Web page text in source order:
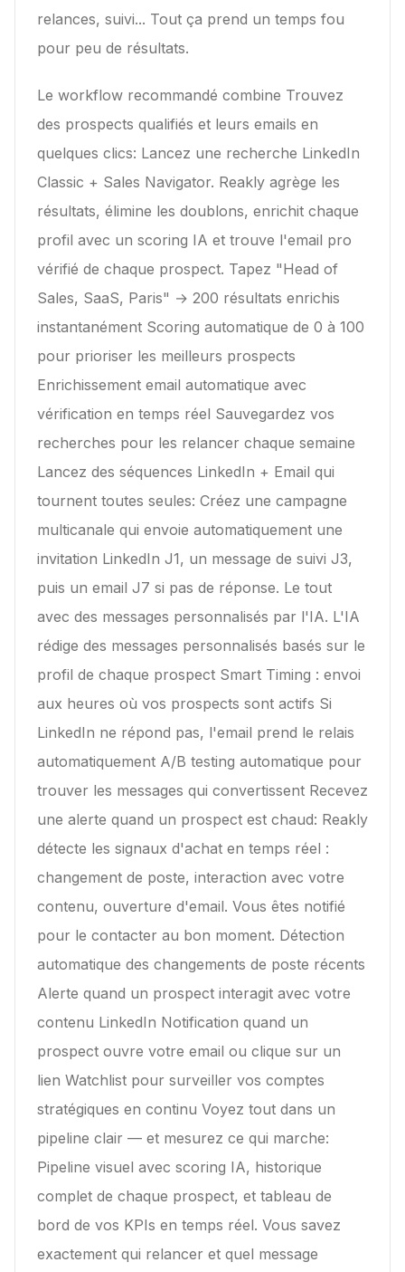
relances, suivi... Tout ça prend un temps fou
pour peu de résultats.
Le workflow recommandé combine Trouvez
des prospects qualifiés et leurs emails en
quelques clics: Lancez une recherche LinkedIn
Classic + Sales Navigator. Reakly agrège les
résultats, élimine les doublons, enrichit chaque
profil avec un scoring IA et trouve l'email pro
vérifié de chaque prospect. Tapez "Head of
Sales, SaaS, Paris" → 200 résultats enrichis
instantanément Scoring automatique de 0 à 100
pour prioriser les meilleurs prospects
Enrichissement email automatique avec
vérification en temps réel Sauvegardez vos
recherches pour les relancer chaque semaine
Lancez des séquences LinkedIn + Email qui
tournent toutes seules: Créez une campagne
multicanale qui envoie automatiquement une
invitation LinkedIn J1, un message de suivi J3,
puis un email J7 si pas de réponse. Le tout
avec des messages personnalisés par l'IA. L'IA
rédige des messages personnalisés basés sur le
profil de chaque prospect Smart Timing : envoi
aux heures où vos prospects sont actifs Si
LinkedIn ne répond pas, l'email prend le relais
automatiquement A/B testing automatique pour
trouver les messages qui convertissent Recevez
une alerte quand un prospect est chaud: Reakly
détecte les signaux d'achat en temps réel :
changement de poste, interaction avec votre
contenu, ouverture d'email. Vous êtes notifié
pour le contacter au bon moment. Détection
automatique des changements de poste récents
Alerte quand un prospect interagit avec votre
contenu LinkedIn Notification quand un
prospect ouvre votre email ou clique sur un
lien Watchlist pour surveiller vos comptes
stratégiques en continu Voyez tout dans un
pipeline clair — et mesurez ce qui marche:
Pipeline visuel avec scoring IA, historique
complet de chaque prospect, et tableau de
bord de vos KPIs en temps réel. Vous savez
exactement qui relancer et quel message